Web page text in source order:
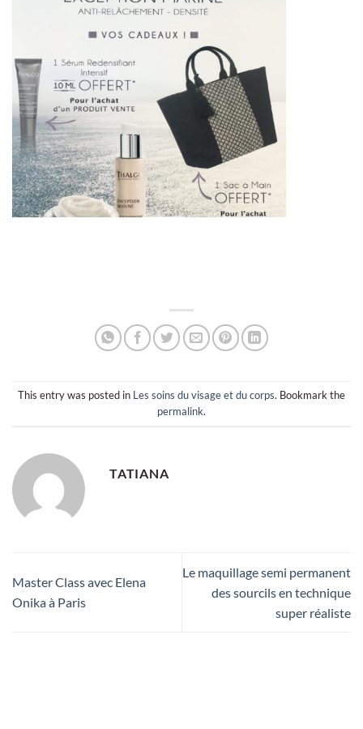
This entry was posted in Les soins du visage et du corps. Bookmark the
permalink.
TATIANA
Master Class avec Elena
Onika à Paris
Le maquillage semi permanent
des sourcils en technique
super réaliste